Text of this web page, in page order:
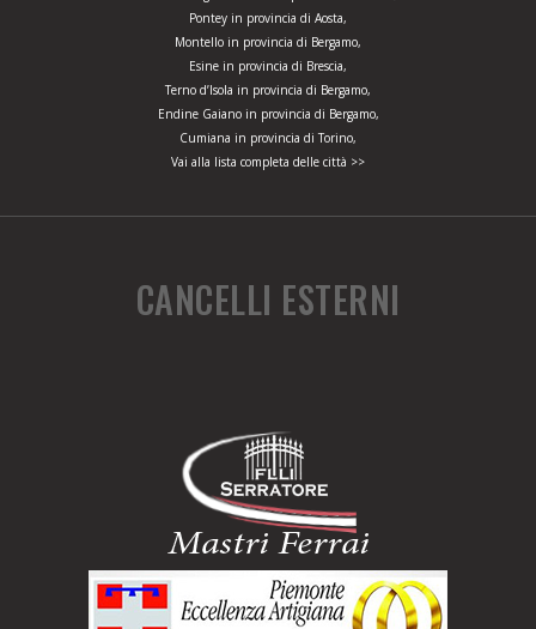
Pontey in provincia di Aosta,
Montello in provincia di Bergamo,
Esine in provincia di Brescia,
Terno d’Isola in provincia di Bergamo,
Endine Gaiano in provincia di Bergamo,
Cumiana in provincia di Torino,
Vai alla lista completa delle città >>
CANCELLI ESTERNI